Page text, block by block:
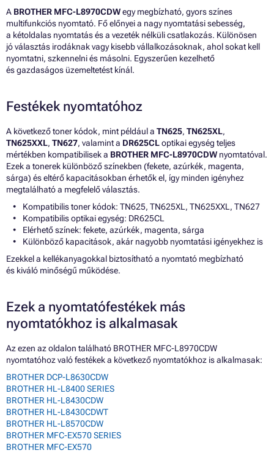
A BROTHER MFC-L8970CDWegy megbízható, gyors színes
multifunkciós nyomtató. Fő előnyei a nagy nyomtatási sebesség,
a kétoldalas nyomtatás és a vezeték nélküli csatlakozás. Különösen
jó választás irodáknak vagy kisebb vállalkozásoknak, ahol sokat kell
nyomtatni, szkennelni és másolni. Egyszerűen kezelhető
és gazdaságos üzemeltetést kínál.
Festékek nyomtatóhoz
A következő toner kódok, mint például a TN625, TN625XL,
TN625XXL, TN627, valamint a DR625CLoptikai egység teljes
mértékben kompatibilisek a BROTHER MFC-L8970CDW nyomtatóval.
Ezek a tonerek különböző színekben (fekete, azúrkék, magenta,
sárga) és eltérő kapacitásokban érhetők el, így minden igényhez
megtalálható a megfelelő választás.
Kompatibilis toner kódok: TN625, TN625XL, TN625XXL, TN627
Kompatibilis optikai egység: DR625CL
Elérhető színek: fekete, azúrkék, magenta, sárga
Különböző kapacitások, akár nagyobb nyomtatási igényekhez is
Ezekkel a kellékanyagokkal biztosítható a nyomtató megbízható
és kiváló minőségű működése.
Ezek a nyomtatófestékek más
nyomtatókhoz is alkalmasak
Az ezen az oldalon található BROTHER MFC-L8970CDW
nyomtatóhoz való festékek a következő nyomtatókhoz is alkalmasak:
BROTHER DCP-L8630CDW
BROTHER HL-L8400 SERIES
BROTHER HL-L8430CDW
BROTHER HL-L8430CDWT
BROTHER HL-L8570CDW
BROTHER MFC-EX570 SERIES
BROTHER MFC-EX570